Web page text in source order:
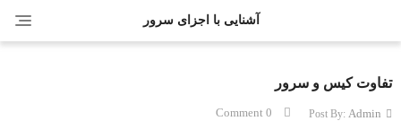
آشنایی با اجزای سرور
تفاوت کیس و سرور
Post By: Admin